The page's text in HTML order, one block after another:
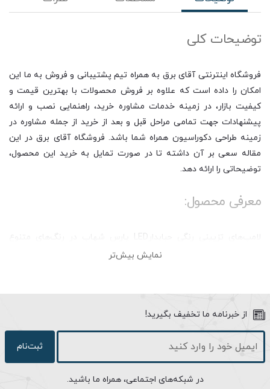
توضیحات کلی
فروشگاه اینترنتی آقای برق به همراه تیم پشتیبانی و فروش به ما این
امکان را داده است که علاوه بر فروش محصولات با بهترین قیمت و
کیفیت بازار، در زمینه خدمات مشاوره خرید، راهنمایی نصب و ارائه
پیشنهادات جهت تمامی مراحل قبل و بعد از خرید از جمله مشاوره در
زمینه طراحی دکوراسیون همراه شما باشد. فروشگاه آقای برق در این
مقاله سعی بر آن داشته تا در صورت تمایل به خرید این محصول،
توضیحاتی را ارائه دهد.
معرفی محصول:
جایگزین بسیار مناسبی برای لامپ‌های تزیینی رشته‌ای و کم‌مصرف
فروسرخ است. استفاده از این لامپ در ریسه‌های رنگی تاثیر بسیار
زیادی در کاهش میزان مصرف برق دارد.
شرایط استفاده:
نمایش بیش‌تر
از خبرنامه ما تخفیف بگیرید!
ثبت‌نام
در شبکه‌های اجتماعی، همراه ما باشید.